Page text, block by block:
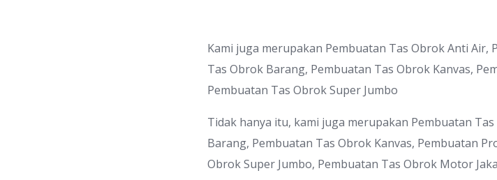
Kami juga merupakan Pembuatan Tas Obrok Anti Air,
Tas Obrok Barang, Pembuatan Tas Obrok Kanvas,
Pembuatan Tas Obrok Super Jumbo
Tidak hanya itu, kami juga merupakan Pembuatan
Barang, Pembuatan Tas Obrok Kanvas, Pembuatan
Obrok Super Jumbo, Pembuatan Tas Obrok Motor